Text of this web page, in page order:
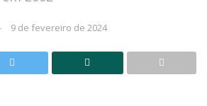
9 de fevereiro de 2024